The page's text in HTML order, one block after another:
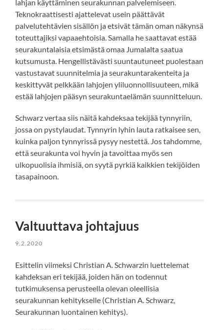
lahjan käyttäminen seurakunnan palvelemiseen.
Teknokraattisesti ajattelevat usein päättävät
palvelutehtävien sisällön ja etsivät tämän oman näkynsä
toteuttajiksi vapaaehtoisia. Samalla he saattavat estää
seurakuntalaisia etsimästä omaa Jumalalta saatua
kutsumusta. Hengellistävästi suuntautuneet puolestaan
vastustavat suunnitelmia ja seurakuntarakenteita ja
keskittyvät pelkkään lahjojen yliluonnollisuuteen, mikä
estää lahjojen pääsyn seurakuntaelämän suunnitteluun.
Schwarz vertaa siis näitä kahdeksaa tekijää tynnyriin,
jossa on pystylaudat. Tynnyrin lyhin lauta ratkaisee sen,
kuinka paljon tynnyrissä pysyy nestettä. Jos tahdomme,
että seurakunta voi hyvin ja tavoittaa myös sen
ulkopuolisia ihmisiä, on syytä pyrkiä kaikkien tekijöiden
tasapainoon.
Valtuuttava johtajuus
9.2.2020
Esittelin viimeksi Christian A. Schwarzin luettelemat
kahdeksan eri tekijää, joiden hän on todennut
tutkimuksensa perusteella olevan oleellisia
seurakunnan kehitykselle (Christian A. Schwarz,
Seurakunnan luontainen kehitys).